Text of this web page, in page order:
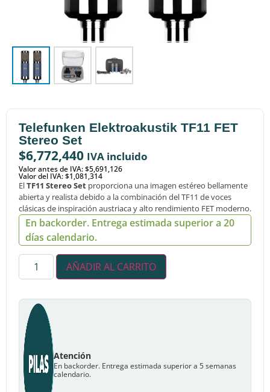
Telefunken Elektroakustik TF11 FET
Stereo Set
$6,772,440 IVA incluido
Valor antes de IVA: $5,691,126
Valor del IVA: $1,081,314
ElTF11 Stereo Set proporciona una imagen estéreo bellamente
abierta y realista debido a la combinación del TF11 de voces
clásicas de inspiración austriaca y alto rendimiento FET moderno.
En backorder. Entrega estimada superior a 20
días calendario.
AÑADIR AL CARRITO
Atención
En backorder. Entrega estimada superior a 5 semanas
calendario.